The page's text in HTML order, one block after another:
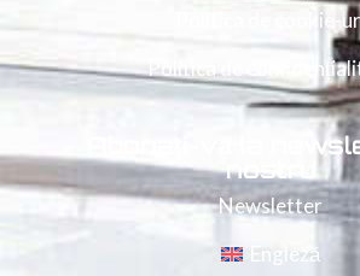
Politica de cookie-
Politica de
Abonați-vă la
nostru
Newsletter
Engleză